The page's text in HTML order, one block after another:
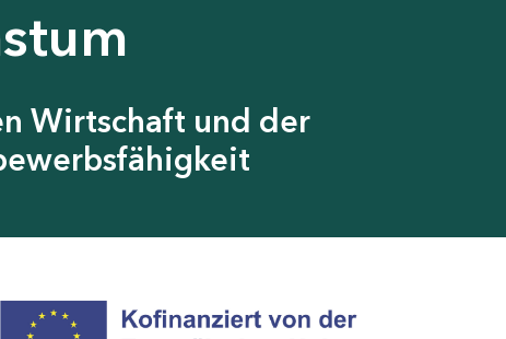
Wirtschaft und der